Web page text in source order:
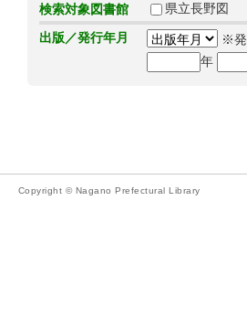
検索対象図書館 県立長野図
出版／発行年月
※発
年
Copyright © Nagano Prefectural Library